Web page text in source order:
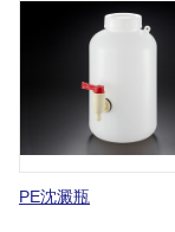
PE沈澱瓶